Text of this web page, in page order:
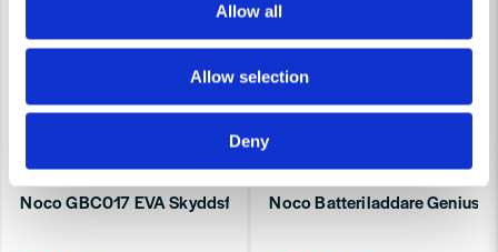
Allow all
Allow selection
Deny
Noco GBC017 EVA Skyddsfodral XLNoco Batteriladdare Genius